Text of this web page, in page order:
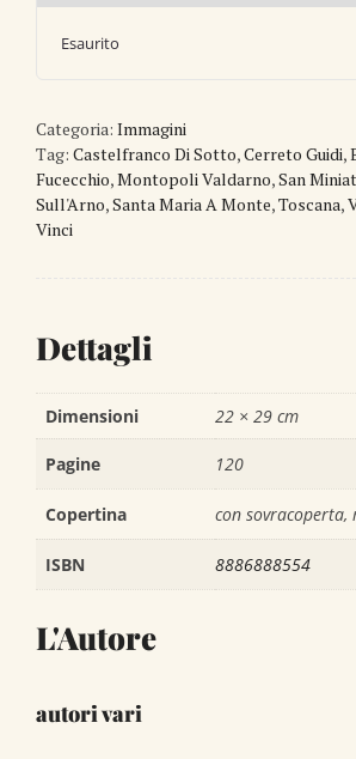
Esaurito
Categoria: Immagini
Tag: Castelfranco Di Sotto,Cerreto Guidi,
Fucecchio,Montopoli Valdarno,San
Sull'Arno,Santa Maria A Monte,Toscana,
Vinci
Dettagli
Dimensioni 22 × 29 cm
Pagine 120
Copertina con sovracoperta,
ISBN 8886888554
L'Autore
autori vari